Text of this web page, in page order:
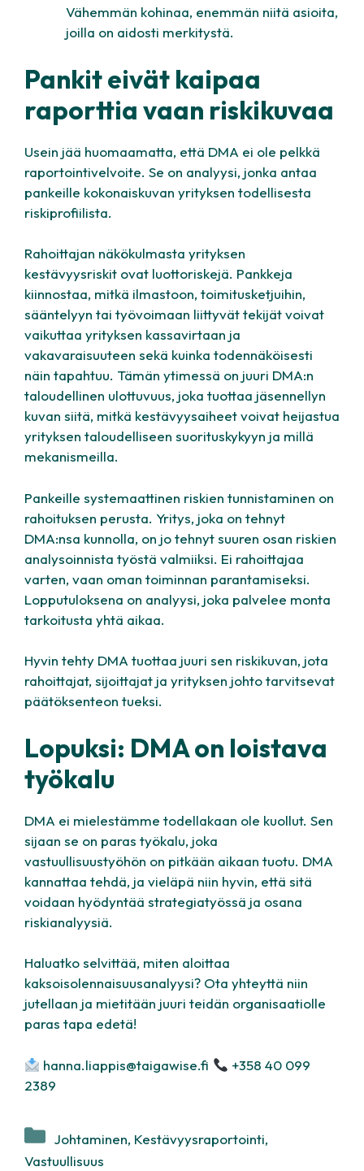
Vähemmän kohinaa, enemmän niitä asioita,
joilla on aidosti merkitystä.
Pankit eivät kaipaa
raporttia vaan riskikuvaa
Usein jää huomaamatta, että DMA ei ole pelkkä
raportointivelvoite. Se on analyysi, jonka antaa
pankeille kokonaiskuvan yrityksen todellisesta
riskiprofiilista.
Rahoittajan näkökulmasta yrityksen
kestävyysriskit ovat luottoriskejä. Pankkeja
kiinnostaa, mitkä ilmastoon, toimitusketjuihin,
sääntelyyn tai työvoimaan liittyvät tekijät voivat
vaikuttaa yrityksen kassavirtaan ja
vakavaraisuuteen sekä kuinka todennäköisesti
näin tapahtuu. Tämän ytimessä on juuri DMA:n
taloudellinen ulottuvuus, joka tuottaa jäsennellyn
kuvan siitä, mitkä kestävyysaiheet voivat heijastua
yrityksen taloudelliseen suorituskykyyn ja millä
mekanismeilla.
Pankeille systemaattinen riskien tunnistaminen on
rahoituksen perusta. Yritys, joka on tehnyt
DMA:nsa kunnolla, on jo tehnyt suuren osan riskien
analysoinnista työstä valmiiksi. Ei rahoittajaa
varten, vaan oman toiminnan parantamiseksi.
Lopputuloksena on analyysi, joka palvelee monta
tarkoitusta yhtä aikaa.
Hyvin tehty DMA tuottaa juuri sen riskikuvan, jota
rahoittajat, sijoittajat ja yrityksen johto tarvitsevat
päätöksenteon tueksi.
Lopuksi: DMA on loistava
työkalu
DMA ei mielestämme todellakaan ole kuollut. Sen
sijaan se on paras työkalu, joka
vastuullisuustyöhön on pitkään aikaan tuotu. DMA
kannattaa tehdä, ja vieläpä niin hyvin, että sitä
voidaan hyödyntää strategiatyössä ja osana
riskianalyysiä.
Haluatko selvittää, miten aloittaa
kaksoisolennaisuusanalyysi? Ota yhteyttä niin
jutellaan ja mietitään juuri teidän organisaatiolle
paras tapa edetä!
hanna.liappis@taigawise.fi
+358 40 099
2389
Kategoriat
Johtaminen, Kestävyysraportointi,
Vastuullisuus